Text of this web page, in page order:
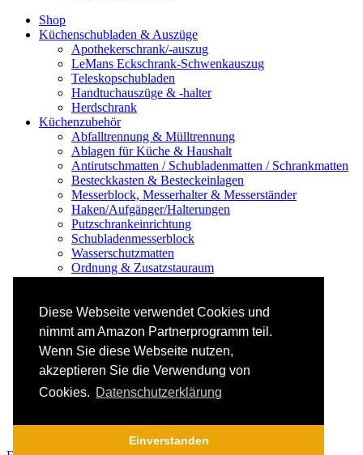
Diese Webseite verwendet Cookies und
nimmt am Amazon Partnerprogramm teil.
Wenn Sie diese Webseite nutzen,
akzeptieren Sie die Verwendung von
Cookies. Datenschutzerklärung
Einverstanden
Shop
Küchenschubladen & Auszüge
Apothekerschrank/-auszug
LeMans Eckschrank-Schwenkauszug
Teleskopschubladen
Handtuchauszüge & -halter
Herdschrank
Küchenzubehör
Abfalltrennung & Mülltrennung
Ablagen für Küche & Haushalt
Antirutschmatten / Schubladenmatten / Schrankmatten
Besteckkasten & Besteckeinlagen
Messerblock, Messerhalter & Messerständer
Haken/Aufgänger/Halterungen
Putzschrankeinrichtung
Schubladenmesserblock
Wasserschutzmatten
Ordnung & Zusatzstauraum
Gewürzregal & Gewürzboard
Regaleinsatz
Scharniere & Dämpfer
Küchen-Elektrogeräte
Küchen-Mixer & -Rührer
Küchenwaage
Smoothie Maker
Toaster